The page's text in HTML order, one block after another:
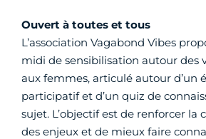
Ouvert à toutes et tous
L’association Vagabond Vibes
midi de sensibilisation autour des
aux femmes, articulé autour d’un
participatif et d’un quiz de
sujet. L’objectif est de renforcer la
des enjeux et de mieux faire